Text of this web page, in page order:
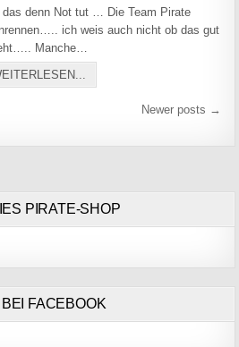
denn Not tut … Die Team Pirate
ich weis auch nicht ob das gut
Manche…
Newer posts →
PIRATE-SHOP
FACEBOOK